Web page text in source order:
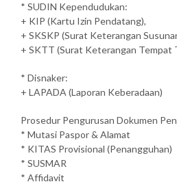
* SUDIN Kependudukan:
+ KIP (Kartu Izin Pendatang),
+ SKSKP (Surat Keterangan
+ SKTT (Surat Keterangan Tempat
* Disnaker:
+ LAPADA (Laporan Keberadaan)
Prosedur Pengurusan Dokumen
* Mutasi Paspor & Alamat
* KITAS Provisional (Penangguhan)
* SUSMAR
* Affidavit